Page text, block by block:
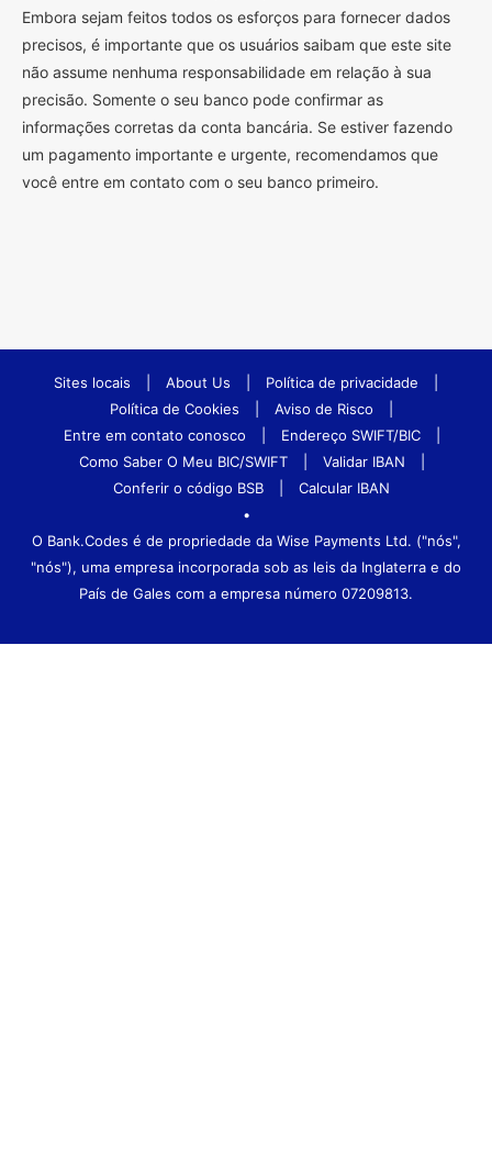
Embora sejam feitos todos os esforços para fornecer dados
precisos, é importante que os usuários saibam que este site
não assume nenhuma responsabilidade em relação à sua
precisão. Somente o seu banco pode confirmar as
informações corretas da conta bancária. Se estiver fazendo
um pagamento importante e urgente, recomendamos que
você entre em contato com o seu banco primeiro.
Sites locais About Us Política de privacidade
Política de Cookies
Aviso de Risco
Entre em contato conosco
Endereço SWIFT/BIC
Como Saber O Meu BIC/SWIFT
Validar IBAN
Conferir o código BSB
Calcular IBAN
•
O Bank.Codes é de propriedade da Wise Payments Ltd. ("nós",
"nós"), uma empresa incorporada sob as leis da Inglaterra e do
País de Gales com a empresa número 07209813.